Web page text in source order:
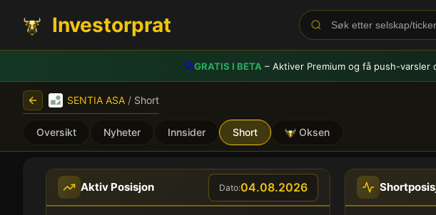
Investorprat
🚀GRATIS I BETA – Aktiver Premium og få push-varsler
SENTIA ASA / Short
Oversikt Nyheter Innsider Short Oksen
SENTIA ASA (SNTIA) -
Aktiv Posisjon Dato:04.08.2026